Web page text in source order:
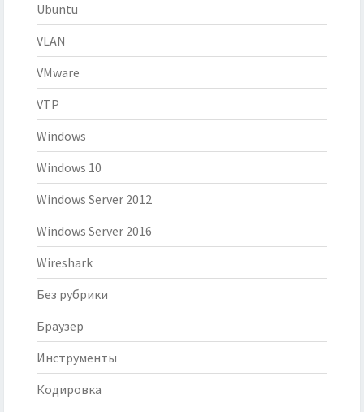
Ubuntu
VLAN
VMware
VTP
Windows
Windows 10
Windows Server 2012
Windows Server 2016
Wireshark
Без рубрики
Браузер
Инструменты
Кодировка